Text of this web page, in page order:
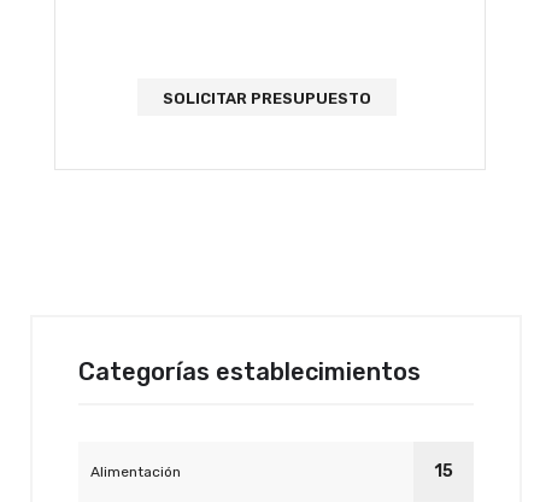
SOLICITAR PRESUPUESTO
Categorías establecimientos
Alimentación 15